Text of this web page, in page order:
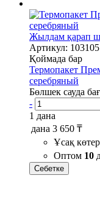
Жылдам қарап
Артикул: 103105
Қоймада бар
Термопакет
серебряный
Бөлшек сауда
-
1 дана
дана 3 650 ₸
Ұсақ
Оптом 10
Себетке